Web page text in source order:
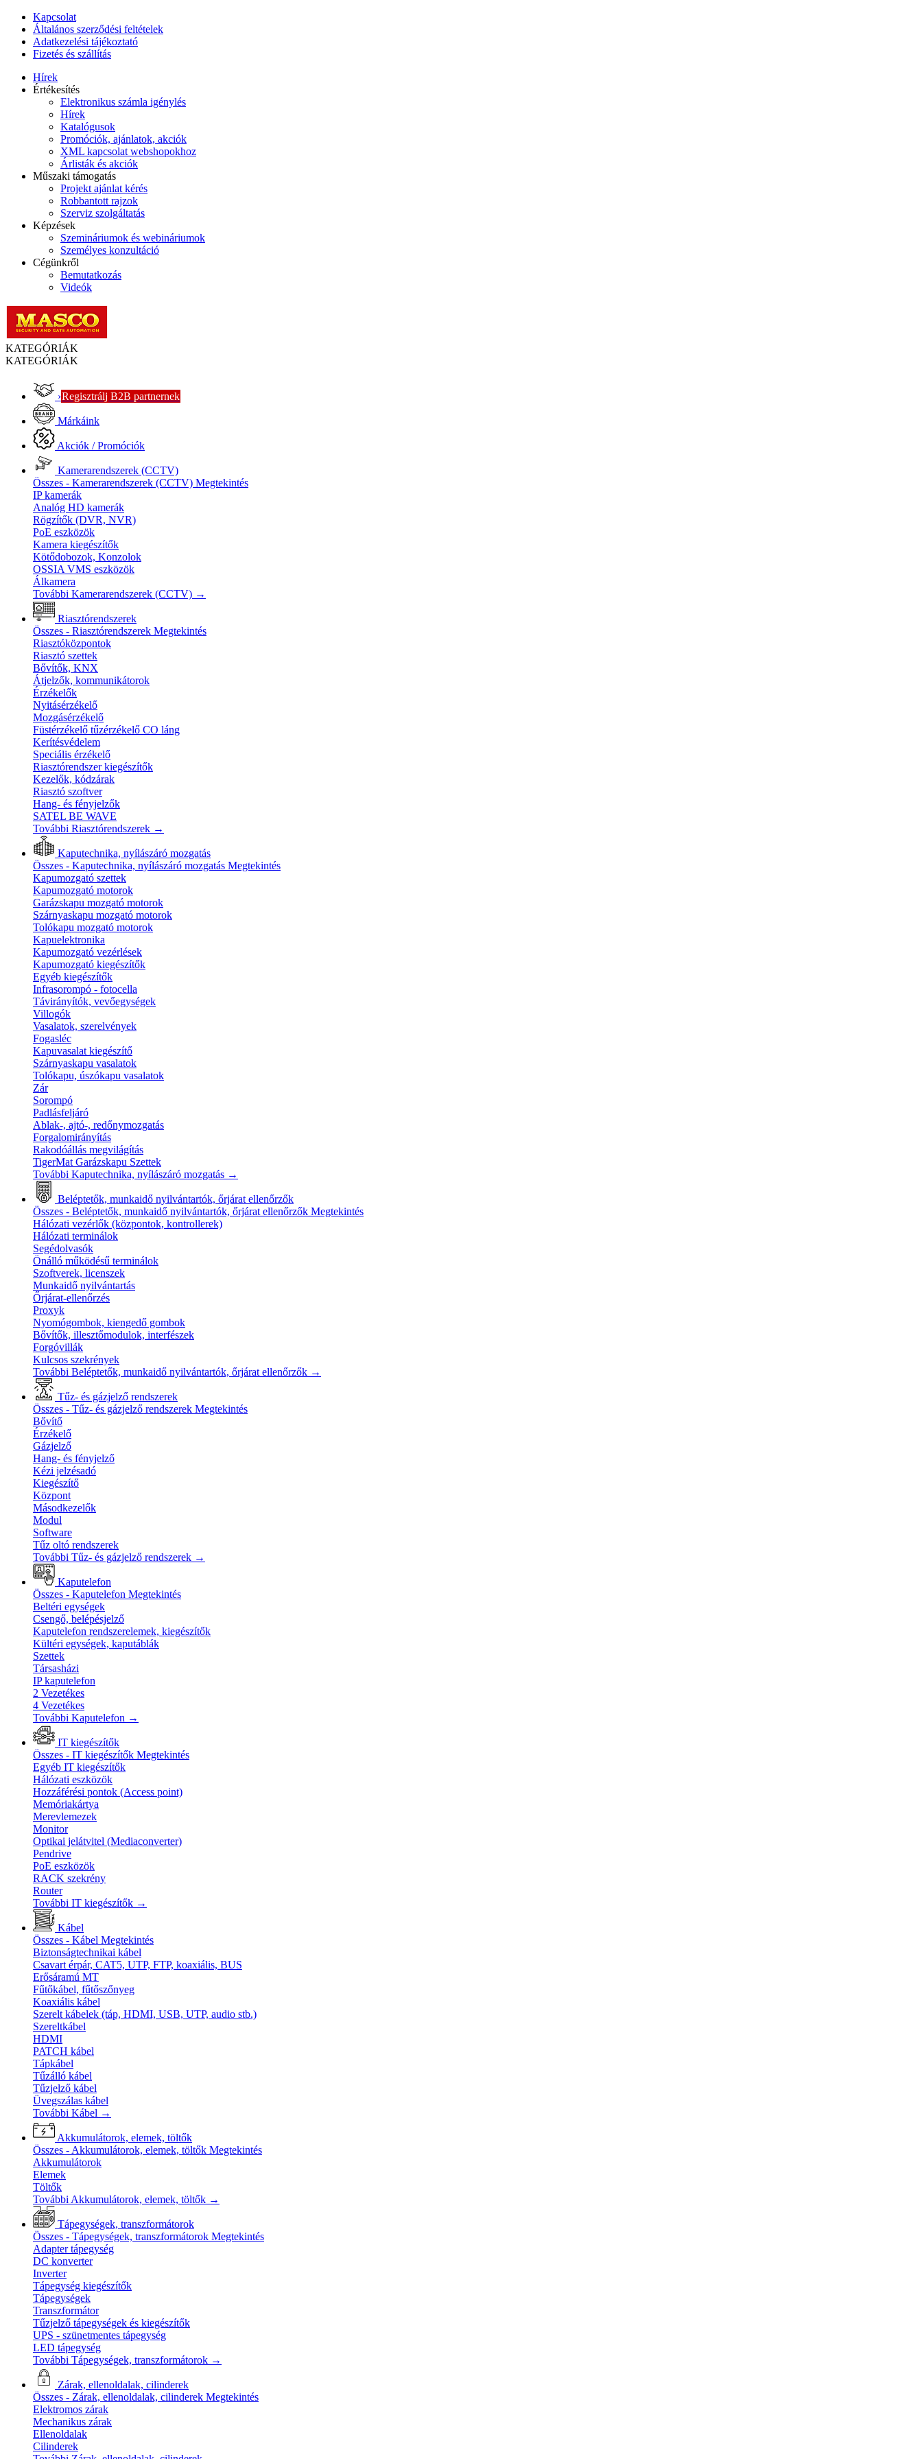
Kapcsolat
Általános szerződési feltételek
Adatkezelési tájékoztató
Fizetés és szállítás
Hírek
Értékesítés
Elektronikus számla igénylés
Hírek
Katalógusok
Promóciók, ajánlatok, akciók
XML kapcsolat webshopokhoz
Árlisták és akciók
Műszaki támogatás
Projekt ajánlat kérés
Robbantott rajzok
Szerviz szolgáltatás
Képzések
Szemináriumok és webináriumok
Személyes konzultáció
Cégünkről
Bemutatkozás
Videók
KATEGÓRIÁK
KATEGÓRIÁK
›Regisztrálj B2B partnernek
Márkáink
Akciók / Promóciók
Kamerarendszerek (CCTV)
Összes - Kamerarendszerek (CCTV) Megtekintés
IP kamerák
Analóg HD kamerák
Rögzítők (DVR, NVR)
PoE eszközök
Kamera kiegészítők
Kötődobozok, Konzolok
OSSIA VMS eszközök
Álkamera
További Kamerarendszerek (CCTV) →
Riasztórendszerek
Összes - Riasztórendszerek Megtekintés
Riasztóközpontok
Riasztó szettek
Bővítők, KNX
Átjelzők, kommunikátorok
Érzékelők
Nyitásérzékelő
Mozgásérzékelő
Füstérzékelő tűzérzékelő CO láng
Kerítésvédelem
Speciális érzékelő
Riasztórendszer kiegészítők
Kezelők, kódzárak
Riasztó szoftver
Hang- és fényjelzők
SATEL BE WAVE
További Riasztórendszerek →
Kaputechnika, nyílászáró mozgatás
Összes - Kaputechnika, nyílászáró mozgatás Megtekintés
Kapumozgató szettek
Kapumozgató motorok
Garázskapu mozgató motorok
Szárnyaskapu mozgató motorok
Tolókapu mozgató motorok
Kapuelektronika
Kapumozgató vezérlések
Kapumozgató kiegészítők
Egyéb kiegészítők
Infrasorompó - fotocella
Távirányítók, vevőegységek
Villogók
Vasalatok, szerelvények
Fogasléc
Kapuvasalat kiegészítő
Szárnyaskapu vasalatok
Tolókapu, úszókapu vasalatok
Zár
Sorompó
Padlásfeljáró
Ablak-, ajtó-, redőnymozgatás
Forgalomirányítás
Rakodóállás megvilágítás
TigerMat Garázskapu Szettek
További Kaputechnika, nyílászáró mozgatás →
Beléptetők, munkaidő nyilvántartók, őrjárat ellenőrzők
Összes - Beléptetők, munkaidő nyilvántartók, őrjárat ellenőrzők Megtekintés
Hálózati vezérlők (központok, kontrollerek)
Hálózati terminálok
Segédolvasók
Önálló működésű terminálok
Szoftverek, licenszek
Munkaidő nyilvántartás
Őrjárat-ellenőrzés
Proxyk
Nyomógombok, kiengedő gombok
Bővítők, illesztőmodulok, interfészek
Forgóvillák
Kulcsos szekrények
További Beléptetők, munkaidő nyilvántartók, őrjárat ellenőrzők →
Tűz- és gázjelző rendszerek
Összes - Tűz- és gázjelző rendszerek Megtekintés
Bővítő
Érzékelő
Gázjelző
Hang- és fényjelző
Kézi jelzésadó
Kiegészítő
Központ
Másodkezelők
Modul
Software
Tűz oltó rendszerek
További Tűz- és gázjelző rendszerek →
Kaputelefon
Összes - Kaputelefon Megtekintés
Beltéri egységek
Csengő, belépésjelző
Kaputelefon rendszerelemek, kiegészítők
Kültéri egységek, kaputáblák
Szettek
Társasházi
IP kaputelefon
2 Vezetékes
4 Vezetékes
További Kaputelefon →
IT kiegészítők
Összes - IT kiegészítők Megtekintés
Egyéb IT kiegészítők
Hálózati eszközök
Hozzáférési pontok (Access point)
Memóriakártya
Merevlemezek
Monitor
Optikai jelátvitel (Mediaconverter)
Pendrive
PoE eszközök
RACK szekrény
Router
További IT kiegészítők →
Kábel
Összes - Kábel Megtekintés
Biztonságtechnikai kábel
Csavart érpár, CAT5, UTP, FTP, koaxiális, BUS
Erősáramú MT
Fűtőkábel, fűtőszőnyeg
Koaxiális kábel
Szerelt kábelek (táp, HDMI, USB, UTP, audio stb.)
Szereltkábel
HDMI
PATCH kábel
Tápkábel
Tűzálló kábel
Tűzjelző kábel
Üvegszálas kábel
További Kábel →
Akkumulátorok, elemek, töltők
Összes - Akkumulátorok, elemek, töltők Megtekintés
Akkumulátorok
Elemek
Töltők
További Akkumulátorok, elemek, töltők →
Tápegységek, transzformátorok
Összes - Tápegységek, transzformátorok Megtekintés
Adapter tápegység
DC konverter
Inverter
Tápegység kiegészítők
Tápegységek
Transzformátor
Tűzjelző tápegységek és kiegészítők
UPS - szünetmentes tápegység
LED tápegység
További Tápegységek, transzformátorok →
Zárak, ellenoldalak, cilinderek
Összes - Zárak, ellenoldalak, cilinderek Megtekintés
Elektromos zárak
Mechanikus zárak
Ellenoldalak
Cilinderek